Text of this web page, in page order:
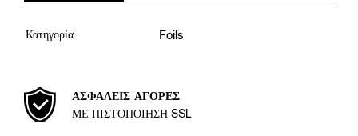
Κατηγορία Foils
ΑΣΦΑΛΕΊΣ ΑΓΟΡΈΣ
ΜΕ ΠΙΣΤΟΠΟΊΗΣΗ SSL